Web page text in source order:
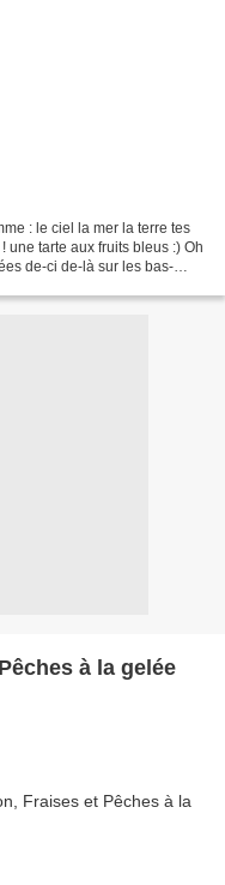
: le ciel la mer la terre tes
une tarte aux fruits bleus :) Oh
de-ci de-là sur les bas-
à la gelée